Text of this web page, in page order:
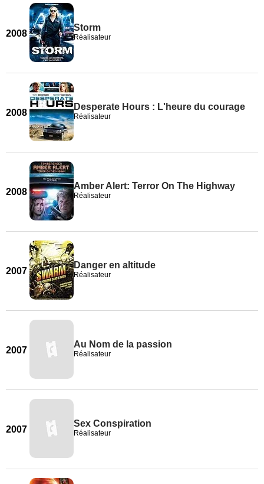
2008
Storm
Réalisateur
2008
Desperate Hours : L'heure du courage
Réalisateur
2008
Amber Alert: Terror On The Highway
Réalisateur
2007
Danger en altitude
Réalisateur
2007
Au Nom de la passion
Réalisateur
2007
Sex Conspiration
Réalisateur